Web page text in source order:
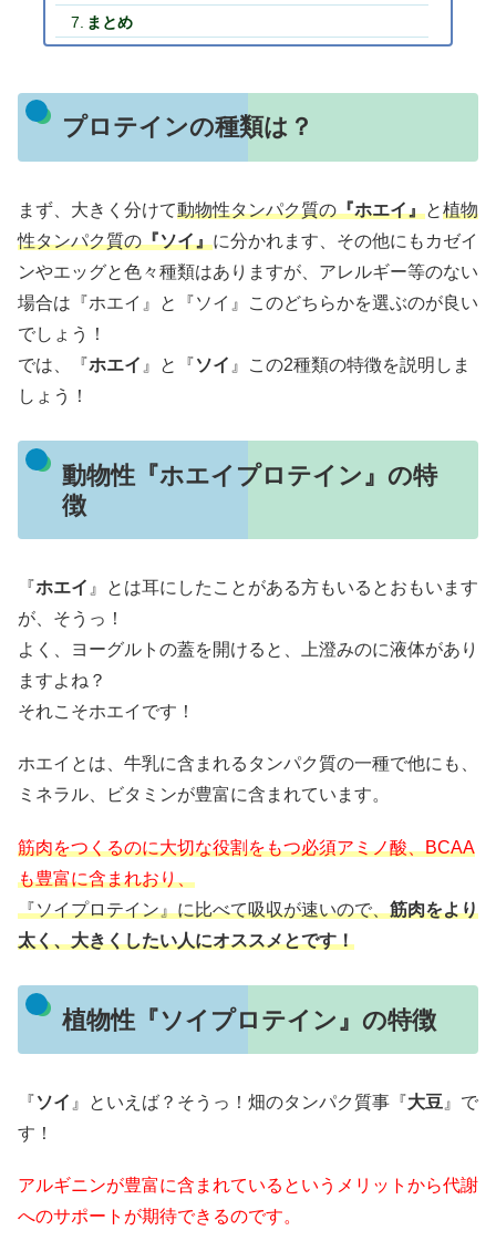
まとめ
プロテインの種類は？
まず、大きく分けて動物性タンパク質の『ホエイ』と植物
性タンパク質の『ソイ』に分かれます、その他にもカゼイ
ンやエッグと色々種類はありますが、アレルギー等のない
場合は『ホエイ』と『ソイ』このどちらかを選ぶのが良い
でしょう！
では、『ホエイ 』と『ソイ 』この2種類の特徴を説明しま
しょう！
動物性『ホエイプロテイン』の特
徴
『ホエイ 』とは耳にしたことがある方もいるとおもいます
が、そうっ！
よく、ヨーグルトの蓋を開けると、上澄みのに液体があり
ますよね？
それこそホエイです！
ホエイとは、牛乳に含まれるタンパク質の一種で他にも、
ミネラル、ビタミンが豊富に含まれています。
筋肉をつくるのに大切な役割をもつ必須アミノ酸、BCAA
も豊富に含まれおり、
『ソイプロテイン』に比べて吸収が速いので、筋肉をより
太く、大きくしたい人にオススメとです！
植物性『ソイプロテイン』の特徴
『ソイ 』といえば？そうっ！畑のタンパク質事『大豆 』で
す！
アルギニンが豊富に含まれているというメリットから代謝
へのサポートが期待できるのです。